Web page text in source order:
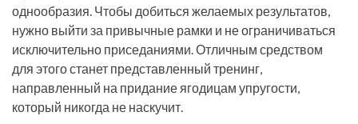
однообразия. Чтобы добиться желаемых результатов,
нужно выйти за привычные рамки и не ограничиваться
исключительно приседаниями. Отличным средством
для этого станет представленный тренинг,
направленный на придание ягодицам упругости,
который никогда не наскучит.